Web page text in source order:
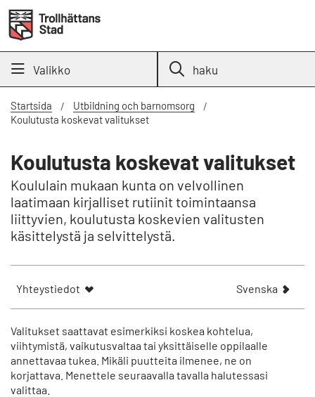
Valikko haku
Startsida
Utbildning och barnomsorg
Koulutusta koskevat valitukset
Koulutusta koskevat valitukset
Koululain mukaan kunta on velvollinen
laatimaan kirjalliset rutiinit toimintaansa
liittyvien, koulutusta koskevien valitusten
käsittelystä ja selvittelystä.
Yhteystiedot
V
s
a
a
r
t
Svenska
Valitukset saattavat esimerkiksi koskea kohtelua,
viihtymistä, vaikutusvaltaa tai yksittäiselle oppilaalle
annettavaa tukea. Mikäli puutteita ilmenee, ne on
korjattava. Menettele seuraavalla tavalla halutessasi
valittaa.